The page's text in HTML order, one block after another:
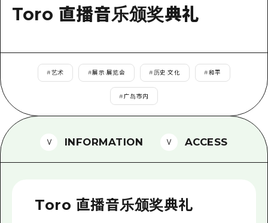
历史·文化
自然
短途旅行
一日游
1晚2天
2晚3天
岛根
行李寄存和运送服务
广岛免费无线上网
面向外国游客的街角旅游信息中心
志愿者指南
通过视频介绍广岛县的魅力！
灾难发生期间的交通信息
Toro 直播音乐颁奖典礼
#艺术 #展示·展览会 # 历史·文化 #和平
#广岛市内
INFORMATION ACCESS
Toro 直播音乐颁奖典礼